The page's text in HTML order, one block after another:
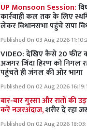
UP Monsoon Session:
कार्रवाही कल तक के लिए
लेकर विधानसभा पहुंचे सपा
Published On 03 Aug 2026
VIDEO: देखिए कैसे 20 फीट
अजगर जिंदा हिरण को निगल
पहुंचते ही जंगल की ओर भागा
Published On 02 Aug 2026
बार-बार गुस्सा और रातों की
करें नजरअंदाज,शरीर दे रहा
Published On 02 Aug 2026